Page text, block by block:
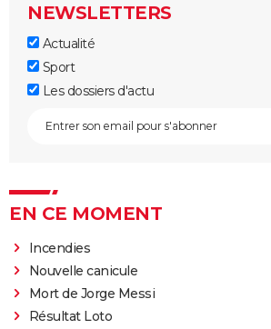
NEWSLETTERS
Actualité
Sport
Les dossiers d'actu
EN CE MOMENT
Incendies
Nouvelle canicule
Mort de Jorge Messi
Résultat Loto